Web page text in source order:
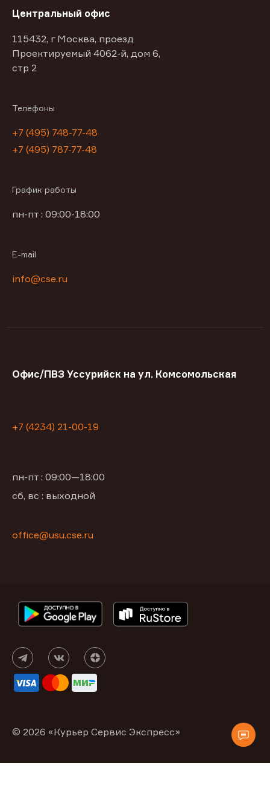
Центральный офис
115432, г Москва, проезд
Проектируемый 4062-й, дом 6,
стр 2
Телефоны
+7 (495) 748-77-48
+7 (495) 787-77-48
График работы
пн-пт : 09:00-18:00
E-mail
info@cse.ru
Офис/ПВЗ Уссурийск на ул. Комсомольская
+7 (4234) 21-00-19
пн-пт : 09:00—18:00
сб, вс : выходной
office@usu.cse.ru
© 2026 «Курьер Сервис Экспресс»